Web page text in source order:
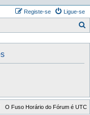
Ligue-se
Registe-se
s
a
O Fuso Horário do Fórum é UTC